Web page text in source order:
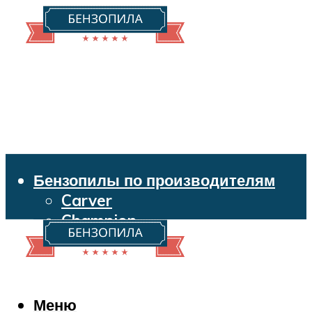
Бензопилы по производителям
Carver
Champion
Echo
Husqvarna
Makita
Меню